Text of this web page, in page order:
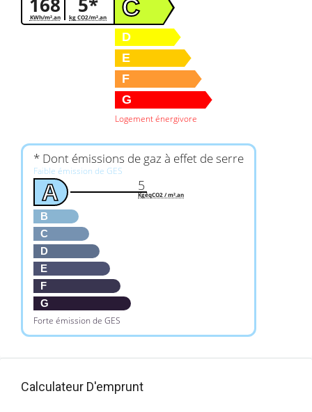
KWh/m².an kg CO2/m².an C
D
E
F
G
Logement énergivore
* Dont émissions de gaz à effet de serre
Faible émission de GES
A
B
C
D
E
F
G
Forte émission de GES
5
KgéqCO2 / m².an
Calculateur D'emprunt